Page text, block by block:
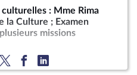
: Mme Rima
la Culture ; Examen
missions